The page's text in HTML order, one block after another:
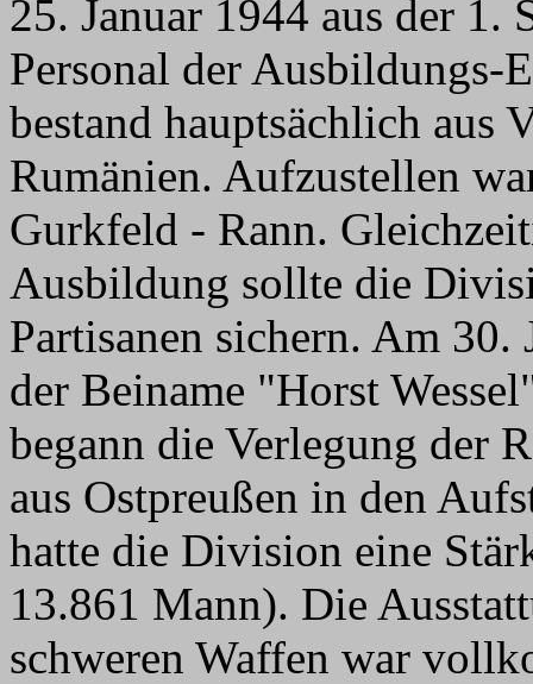
25. Januar 1944 aus der 1.
Personal der
bestand hauptsächlich aus
Rumänien. Aufzustellen
Gurkfeld - Rann.
Ausbildung sollte die
Partisanen sichern. Am
der Beiname "Horst
begann die Verlegung der
aus Ostpreußen in den
hatte die Division eine
13.861 Mann). Die
schweren Waffen war